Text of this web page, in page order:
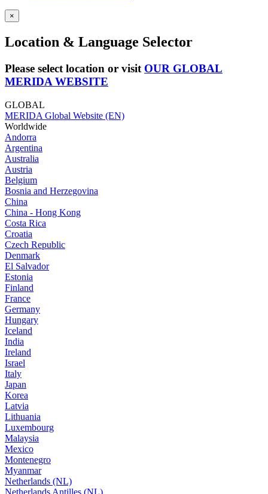
×
Location & Language Selector
Please select location or visit OUR GLOBAL
MERIDA WEBSITE
GLOBAL
MERIDA Global Website (EN)
Worldwide
Andorra
Argentina
Australia
Austria
Belgium
Bosnia and Herzegovina
China
China - Hong Kong
Costa Rica
Croatia
Czech Republic
Denmark
El Salvador
Estonia
Finland
France
Germany
Hungary
Iceland
India
Ireland
Israel
Italy
Japan
Korea
Latvia
Lithuania
Luxembourg
Malaysia
Mexico
Montenegro
Myanmar
Netherlands (NL)
Netherlands Antilles (NL)